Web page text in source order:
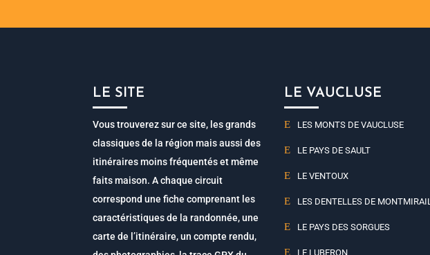
LE SITE
Vous trouverez sur ce site, les grands
classiques de la région mais aussi des
itinéraires moins fréquentés et même
faits maison. A chaque circuit
correspond une fiche comprenant les
caractéristiques de la randonnée, une
carte de l’itinéraire, un compte rendu,
LE VAUCLUSE
LES MONTS DE VAUCLUSE
LE PAYS DE SAULT
LE VENTOUX
LES DENTELLES DE MONTMIRAIL
LE PAYS DES SORGUES
LE LUBERON